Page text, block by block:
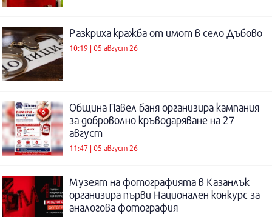
Разкриха кражба от имот в село Дъбово
10:19 | 05 август 26
Община Павел баня организира кампания
за доброволно кръводаряване на 27
август
11:47 | 05 август 26
Музеят на фотографията в Казанлък
организира първи Национален конкурс за
аналогова фотография